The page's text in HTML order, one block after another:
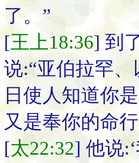
了。”
[王上18:36] 到
说:“亚伯拉罕
日使人知道你
又是奉你的命
[太22:32] 他说